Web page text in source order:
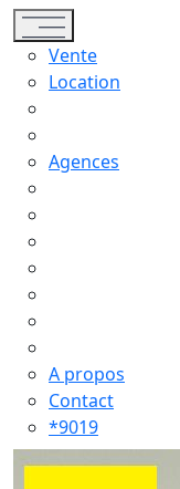
Toggle navigation
Vente
Location
Agences
A propos
Contact
*9019